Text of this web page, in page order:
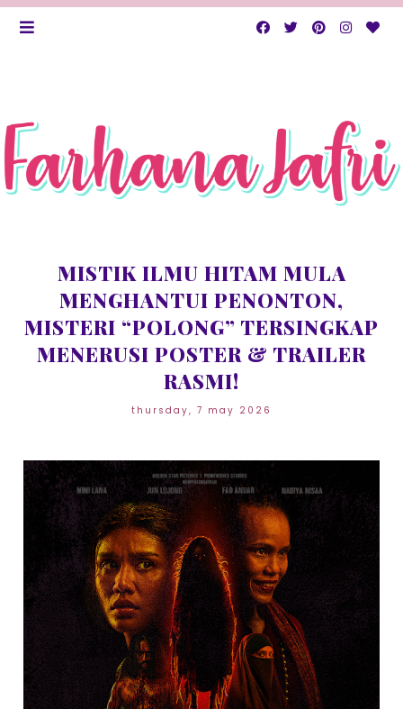
MISTIK ILMU HITAM MULA
MENGHANTUI PENONTON,
MISTERI “POLONG” TERSINGKAP
MENERUSI POSTER & TRAILER
RASMI!
thursday, 7 may 2026